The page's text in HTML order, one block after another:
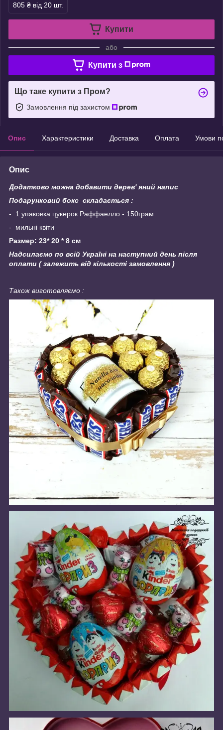
805 ₴ від 20 шт.
Купити
або
Купити з
Що таке купити з Пром?
Замовлення під захистом
Опис Характеристики Доставка Оплата Умови
Опис
Додатково можна добавити дерев' яний напис
Подарунковий бокс складається :
- 1 упаковка цукерок Раффаелло - 150грам
- мильні квіти
Размер: 23* 20 * 8 см
Надсилаємо по всій Україні на наступний день після
оплати ( залежить від кількості замовлення )
Також виготовляємо :